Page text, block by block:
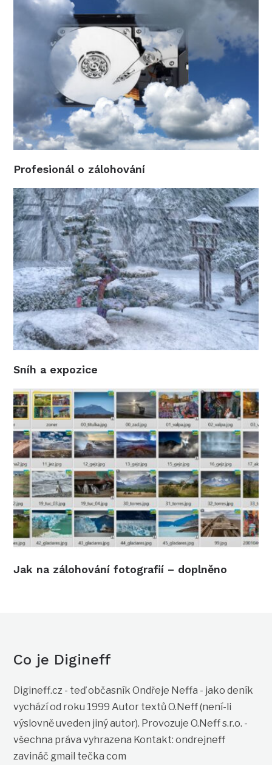
Profesionál o zálohování
Sníh a expozice
Jak na zálohování fotografií – doplněno
Co je Digineff
Digineff.cz - teď občasník Ondřeje Neffa - jako deník
vychází od roku 1999 Autor textů O.Neff (není-li
výslovně uveden jiný autor). Provozuje O.Neff s.r.o. -
všechna práva vyhrazena Kontakt: ondrejneff
zavináč gmail tečka com